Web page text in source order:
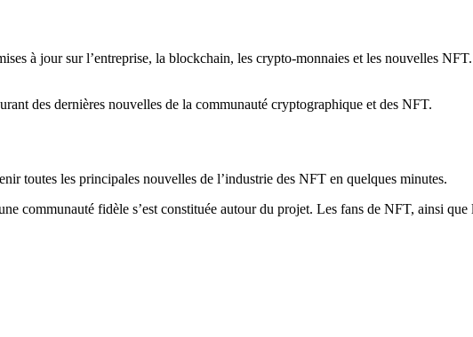
à jour sur l’entreprise, la blockchain, les crypto-monnaies et les nouvelles
des dernières nouvelles de la communauté cryptographique et des NFT.
toutes les principales nouvelles de l’industrie des NFT en quelques minutes.
communauté fidèle s’est constituée autour du projet. Les fans de NFT, ainsi